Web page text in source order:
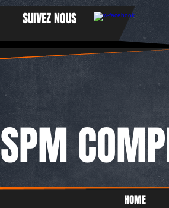
HOME
SPM
SUIVEZ NOUS